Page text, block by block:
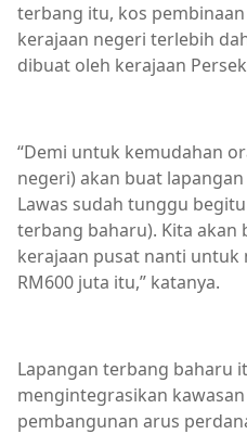
terbang itu, kos
kerajaan negeri terlebih
dibuat oleh kerajaan
“Demi untuk kemudahan
negeri) akan buat
Lawas sudah tunggu
terbang baharu). Kita akan
kerajaan pusat nanti untuk
RM600 juta itu,” katanya.
Lapangan terbang baharu
mengintegrasikan
pembangunan arus